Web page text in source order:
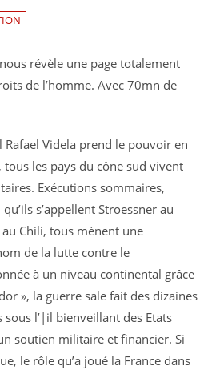
révèle une page totalement
de l’homme. Avec 70mn de
Videla prend le pouvoir en
les pays du cône sud vivent
Exécutions sommaires,
s’appellent Stroessner au
Chili, tous mènent une
de la lutte contre le
à un niveau continental grâce
», la guerre sale fait des dizaines
l’|il bienveillant des Etats
soutien militaire et financier. Si
le rôle qu’a joué la France dans